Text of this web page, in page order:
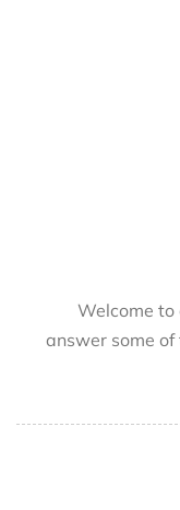
Welcome to
answer some